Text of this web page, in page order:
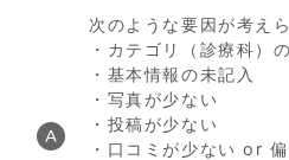
次のような要因が考え
・カテゴリ（診療科）
・基本情報の未記入
・写真が少ない
・投稿が少ない
・口コミが少ない or